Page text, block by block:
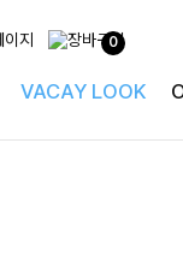
0
VACAY LOOK